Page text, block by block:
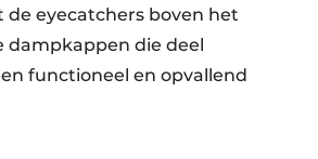
de eyecatchers boven het
dampkappen die deel
functioneel en opvallend